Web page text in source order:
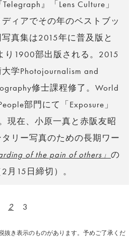
』「Lens Culture」
ィアでその年のベストブッ
真集は2015年に普及版と
り1900部出版される。2015
学Photojournalism and
修士課程修了。World
部門にて「Exposure」
現在、小原一真と赤阪友昭
リー写真のための長期ワー
of the pain of others」の
月15日締切）。
2 3
抜き表示のものがあります。予めご了承くだ